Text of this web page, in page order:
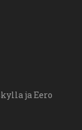
ja Eero